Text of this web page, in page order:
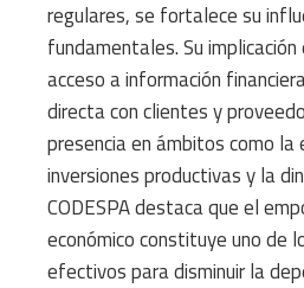
regulares, se fortalece su
fundamentales. Su
acceso a información
directa con clientes y
presencia en ámbitos como la
inversiones productivas y la
CODESPA destaca que el
económico constituye uno de
efectivos para disminuir la